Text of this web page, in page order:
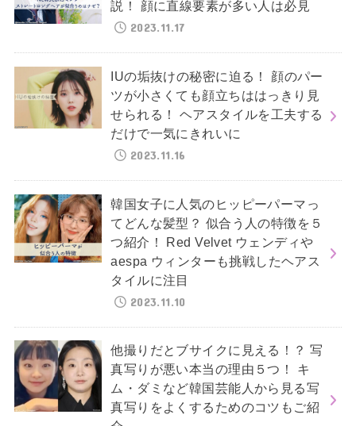
説！ 顔に直線要素が多い人は必見
2023.11.17
IUの垢抜けの秘密に迫る！ 顔のパー
ツが小さくても顔立ちははっきり見
せられる！ ヘアスタイルを工夫する
だけで一気にきれいに
2023.11.16
韓国女子に人気のヒッピーパーマっ
てどんな髪型？ 似合う人の特徴を５
つ紹介！ Red Velvet ウェンディや
aespa ウィンターも挑戦したヘアス
タイルに注目
2023.11.10
他撮りだとブサイクに見える！？ 写
真写りが悪い本当の理由５つ！ キ
ム・ダミなど韓国芸能人から見る写
真写りをよくするためのコツもご紹